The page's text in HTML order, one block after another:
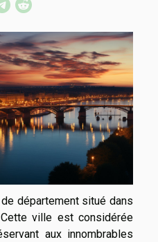
département situé dans
ville est considérée
aux innombrables